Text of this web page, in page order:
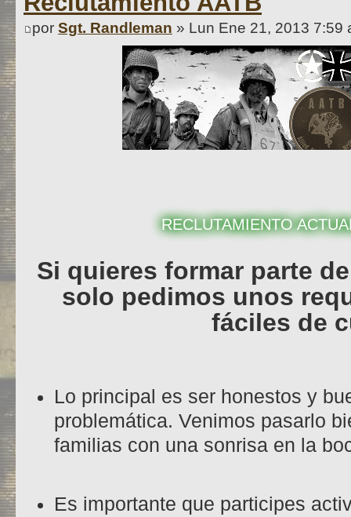
por Sgt. Randleman » Lun Ene 21, 2013 7:59
RECLUTAMIENTO
Si quieres formar parte
solo pedimos unos
fáciles de
Lo principal es ser honestos y
problemática. Venimos pasarlo
familias con una sonrisa en la
Es importante que participes